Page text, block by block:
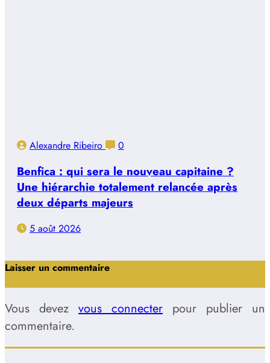
Alexandre Ribeiro 0
Benfica : qui sera le nouveau capitaine ?
Une hiérarchie totalement relancée après
deux départs majeurs
5 août 2026
Laisser un commentaire
Vous devez vous connecter pour publier un
commentaire.